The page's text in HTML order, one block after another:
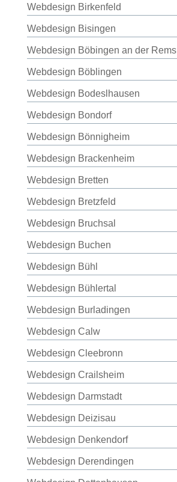
Webdesign Birkenfeld
Webdesign Bisingen
Webdesign Böbingen an der Rems
Webdesign Böblingen
Webdesign Bodeslhausen
Webdesign Bondorf
Webdesign Bönnigheim
Webdesign Brackenheim
Webdesign Bretten
Webdesign Bretzfeld
Webdesign Bruchsal
Webdesign Buchen
Webdesign Bühl
Webdesign Bühlertal
Webdesign Burladingen
Webdesign Calw
Webdesign Cleebronn
Webdesign Crailsheim
Webdesign Darmstadt
Webdesign Deizisau
Webdesign Denkendorf
Webdesign Derendingen